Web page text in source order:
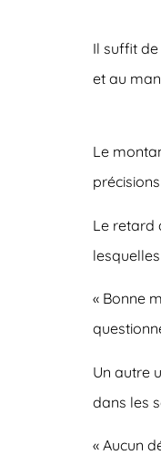
Il suffit
et au
Le
Le retard
« Bonne
Un autre
dans les
« Aucun